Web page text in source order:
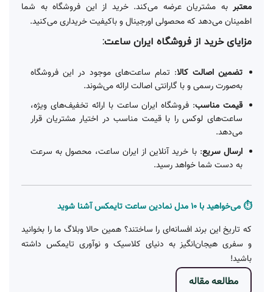
معتبر به مشتریان عرضه می‌کند. خرید از این فروشگاه به شما
اطمینان می‌دهد که محصولی اورجینال و باکیفیت خریداری می‌کنید.
مزایای خرید از فروشگاه ایران ساعت:
تضمین اصالت کالا: تمام ساعت‌های موجود در این فروشگاه
به‌صورت رسمی و با گارانتی اصالت ارائه می‌شوند.
قیمت مناسب: فروشگاه ایران ساعت با ارائه تخفیف‌های ویژه،
ساعت‌های لوکس را با قیمت مناسب در اختیار مشتریان قرار
می‌دهد.
ارسال سریع: با خرید آنلاین از ایران ساعت، محصول به سرعت
به دست شما خواهد رسید.
⏱️ می‌خواهید با ۱۰ مدل نمادین ساعت تایمکس آشنا شوید
که تاریخ این برند افسانه‌ای را ساختند؟ همین حالا وبلاگ ما را بخوانید
و سفری هیجان‌انگیز به دنیای کلاسیک و نوآوری تایمکس داشته
باشید!
مطالعه مقاله